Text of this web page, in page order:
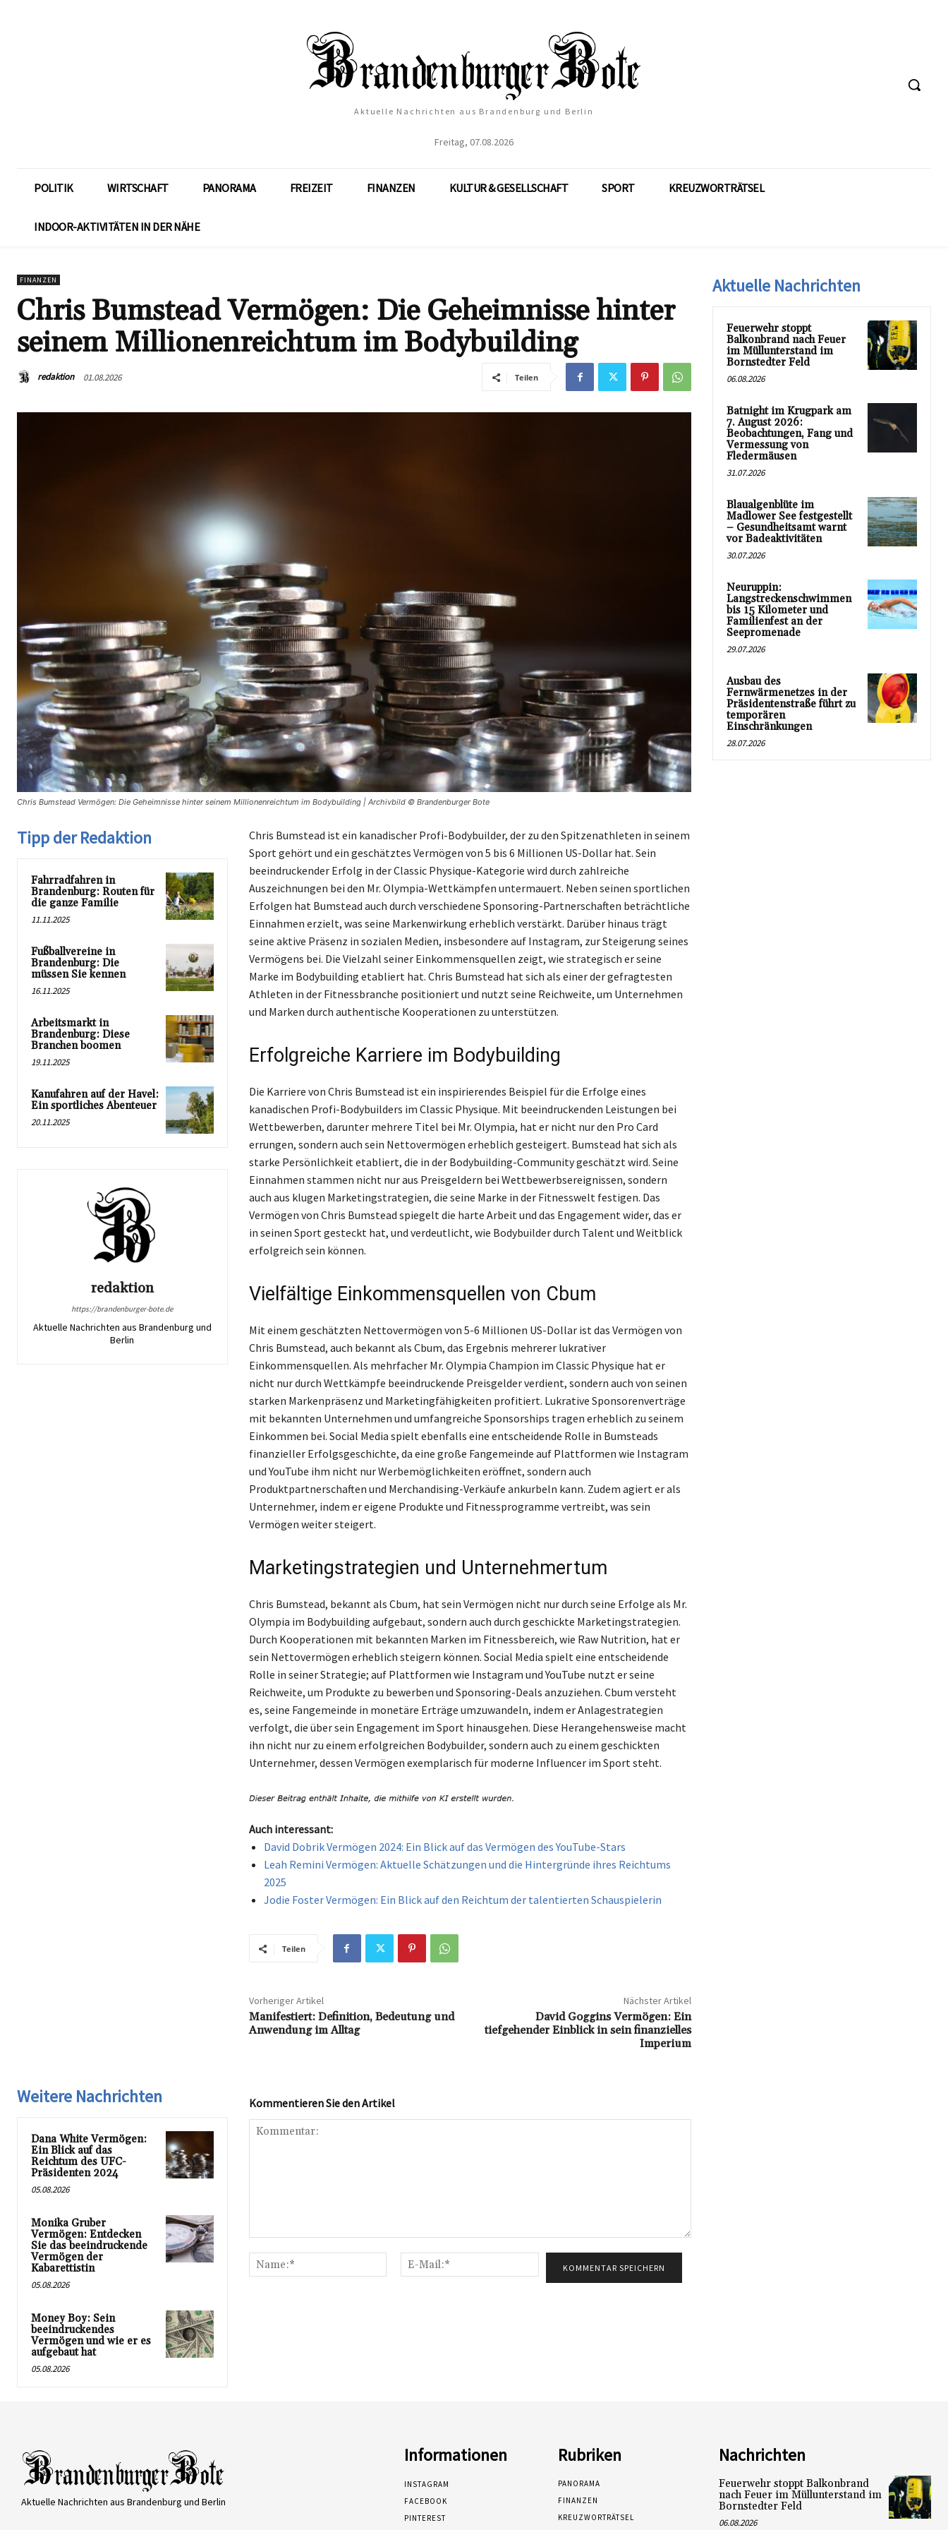
Aktuelle Nachrichten aus Brandenburg und Berlin
Freitag, 07.08.2026
POLITIK WIRTSCHAFT PANORAMA FREIZEIT FINANZEN KULTUR & GESELLSCHAFT SPORT KREUZWORTRÄTSEL
INDOOR-AKTIVITÄTEN IN DER NÄHE
FINANZEN
Chris Bumstead Vermögen: Die Geheimnisse hinter
seinem Millionenreichtum im Bodybuilding
redaktion 01.08.2026 Teilen
Chris Bumstead Vermögen: Die Geheimnisse hinter seinem Millionenreichtum im Bodybuilding | Archivbild © Brandenburger Bote
Tipp der Redaktion
Fahrradfahren in
Brandenburg: Routen für
die ganze Familie
11.11.2025
Fußballvereine in
Brandenburg: Die
müssen Sie kennen
16.11.2025
Arbeitsmarkt in
Brandenburg: Diese
Branchen boomen
19.11.2025
Kanufahren auf der Havel:
Ein sportliches Abenteuer
20.11.2025
redaktion
https://brandenburger-bote.de
Aktuelle Nachrichten aus Brandenburg und
Berlin
Chris Bumstead ist ein kanadischer Profi-Bodybuilder, der zu den Spitzenathleten in seinem
Sport gehört und ein geschätztes Vermögen von 5 bis 6 Millionen US-Dollar hat. Sein
beeindruckender Erfolg in der Classic Physique-Kategorie wird durch zahlreiche
Auszeichnungen bei den Mr. Olympia-Wettkämpfen untermauert. Neben seinen sportlichen
Erfolgen hat Bumstead auch durch verschiedene Sponsoring-Partnerschaften beträchtliche
Einnahmen erzielt, was seine Markenwirkung erheblich verstärkt. Darüber hinaus trägt
seine aktive Präsenz in sozialen Medien, insbesondere auf Instagram, zur Steigerung seines
Vermögens bei. Die Vielzahl seiner Einkommensquellen zeigt, wie strategisch er seine
Marke im Bodybuilding etabliert hat. Chris Bumstead hat sich als einer der gefragtesten
Athleten in der Fitnessbranche positioniert und nutzt seine Reichweite, um Unternehmen
und Marken durch authentische Kooperationen zu unterstützen.
Erfolgreiche Karriere im Bodybuilding
Die Karriere von Chris Bumstead ist ein inspirierendes Beispiel für die Erfolge eines
kanadischen Profi-Bodybuilders im Classic Physique. Mit beeindruckenden Leistungen bei
Wettbewerben, darunter mehrere Titel bei Mr. Olympia, hat er nicht nur den Pro Card
errungen, sondern auch sein Nettovermögen erheblich gesteigert. Bumstead hat sich als
starke Persönlichkeit etabliert, die in der Bodybuilding-Community geschätzt wird. Seine
Einnahmen stammen nicht nur aus Preisgeldern bei Wettbewerbsereignissen, sondern
auch aus klugen Marketingstrategien, die seine Marke in der Fitnesswelt festigen. Das
Vermögen von Chris Bumstead spiegelt die harte Arbeit und das Engagement wider, das er
in seinen Sport gesteckt hat, und verdeutlicht, wie Bodybuilder durch Talent und Weitblick
erfolgreich sein können.
Vielfältige Einkommensquellen von Cbum
Mit einem geschätzten Nettovermögen von 5-6 Millionen US-Dollar ist das Vermögen von
Chris Bumstead, auch bekannt als Cbum, das Ergebnis mehrerer lukrativer
Einkommensquellen. Als mehrfacher Mr. Olympia Champion im Classic Physique hat er
nicht nur durch Wettkämpfe beeindruckende Preisgelder verdient, sondern auch von seinen
starken Markenpräsenz und Marketingfähigkeiten profitiert. Lukrative Sponsorenverträge
mit bekannten Unternehmen und umfangreiche Sponsorships tragen erheblich zu seinem
Einkommen bei. Social Media spielt ebenfalls eine entscheidende Rolle in Bumsteads
finanzieller Erfolgsgeschichte, da eine große Fangemeinde auf Plattformen wie Instagram
und YouTube ihm nicht nur Werbemöglichkeiten eröffnet, sondern auch
Produktpartnerschaften und Merchandising-Verkäufe ankurbeln kann. Zudem agiert er als
Unternehmer, indem er eigene Produkte und Fitnessprogramme vertreibt, was sein
Vermögen weiter steigert.
Marketingstrategien und Unternehmertum
Chris Bumstead, bekannt als Cbum, hat sein Vermögen nicht nur durch seine Erfolge als Mr.
Olympia im Bodybuilding aufgebaut, sondern auch durch geschickte Marketingstrategien.
Durch Kooperationen mit bekannten Marken im Fitnessbereich, wie Raw Nutrition, hat er
sein Nettovermögen erheblich steigern können. Social Media spielt eine entscheidende
Rolle in seiner Strategie; auf Plattformen wie Instagram und YouTube nutzt er seine
Reichweite, um Produkte zu bewerben und Sponsoring-Deals anzuziehen. Cbum versteht
es, seine Fangemeinde in monetäre Erträge umzuwandeln, indem er Anlagestrategien
verfolgt, die über sein Engagement im Sport hinausgehen. Diese Herangehensweise macht
ihn nicht nur zu einem erfolgreichen Bodybuilder, sondern auch zu einem geschickten
Unternehmer, dessen Vermögen exemplarisch für moderne Influencer im Sport steht.
Auch interessant:
David Dobrik Vermögen 2024: Ein Blick auf das Vermögen des YouTube-Stars
Leah Remini Vermögen: Aktuelle Schätzungen und die Hintergründe ihres Reichtums
2025
Jodie Foster Vermögen: Ein Blick auf den Reichtum der talentierten Schauspielerin
Teilen
Vorheriger Artikel
Manifestiert: Definition, Bedeutung und
Anwendung im Alltag
Nächster Artikel
David Goggins Vermögen: Ein
tiefgehender Einblick in sein finanzielles
Imperium
Weitere Nachrichten
Dana White Vermögen:
Ein Blick auf das
Reichtum des UFC-
Präsidenten 2024
05.08.2026
Monika Gruber
Vermögen: Entdecken
Sie das beeindruckende
Vermögen der
Kabarettistin
05.08.2026
Money Boy: Sein
beeindruckendes
Vermögen und wie er es
aufgebaut hat
05.08.2026
Kommentieren Sie den Artikel
Name:*
Mail:*
Aktuelle Nachrichten
Feuerwehr stoppt
Balkonbrand nach Feuer
im Müllunterstand im
Bornstedter Feld
06.08.2026
Batnight im Krugpark am
7. August 2026:
Beobachtungen, Fang und
Vermessung von
Fledermäusen
31.07.2026
Blaualgenblüte im
Madlower See festgestellt
– Gesundheitsamt warnt
vor Badeaktivitäten
30.07.2026
Neuruppin:
Langstreckenschwimmen
bis 15 Kilometer und
Familienfest an der
Seepromenade
29.07.2026
Ausbau des
Fernwärmenetzes in der
Präsidentenstraße führt zu
temporären
Einschränkungen
28.07.2026
Aktuelle Nachrichten aus Brandenburg und Berlin
Informationen
INSTAGRAM
FACEBOOK
PINTEREST
Rubriken
PANORAMA
FINANZEN
KREUZWORTRÄTSEL
Nachrichten
Feuerwehr stoppt Balkonbrand
nach Feuer im Müllunterstand im
Bornstedter Feld
06.08.2026